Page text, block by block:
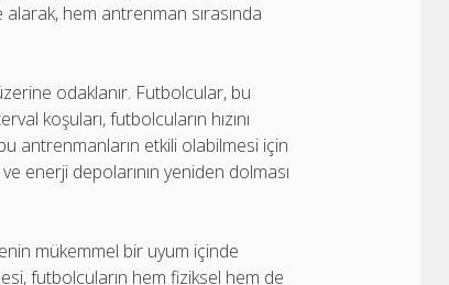
hem antrenman sırasında
odaklanır. Futbolcular, bu
koşuları, futbolcuların hızını
antrenmanların etkili olabilmesi için
enerji depolarının yeniden dolması
mükemmel bir uyum içinde
futbolcuların hem fiziksel hem de